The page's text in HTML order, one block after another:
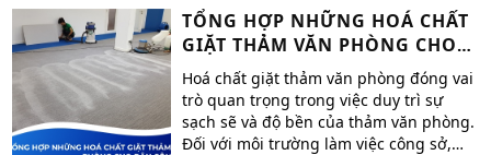
TỔNG HỢP NHỮNG HOÁ CHẤT
GIẶT THẢM VĂN PHÒNG CHO
DÂN CÔNG SỞ
Hoá chất giặt thảm văn phòng đóng vai
trò quan trọng trong việc duy trì sự
sạch sẽ và độ bền của thảm văn phòng.
Đối với môi trường làm việc công sở,